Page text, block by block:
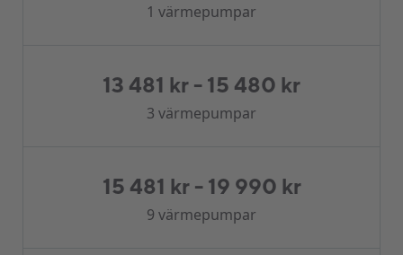
1 värmepumpar
13 481 kr - 15 480 kr
3 värmepumpar
15 481 kr- 19 990 kr
9 värmepumpar